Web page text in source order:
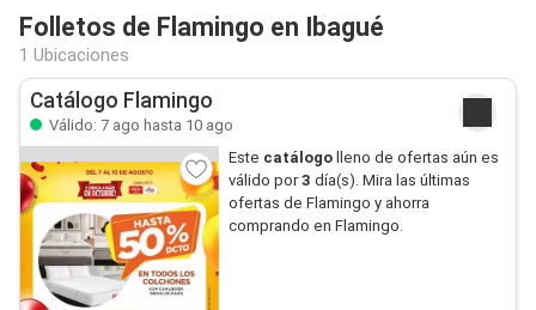
Folletos de Flamingo en Ibagué
1 Ubicaciones
Catálogo Flamingo
Válido: 7 ago hasta 10 ago
Este catálogolleno de ofertas aún es
válido por3 día(s). Mira las últimas
ofertas de Flamingo y ahorra
comprando en Flamingo.